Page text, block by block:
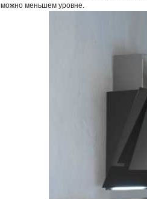
можно меньшем уровне.